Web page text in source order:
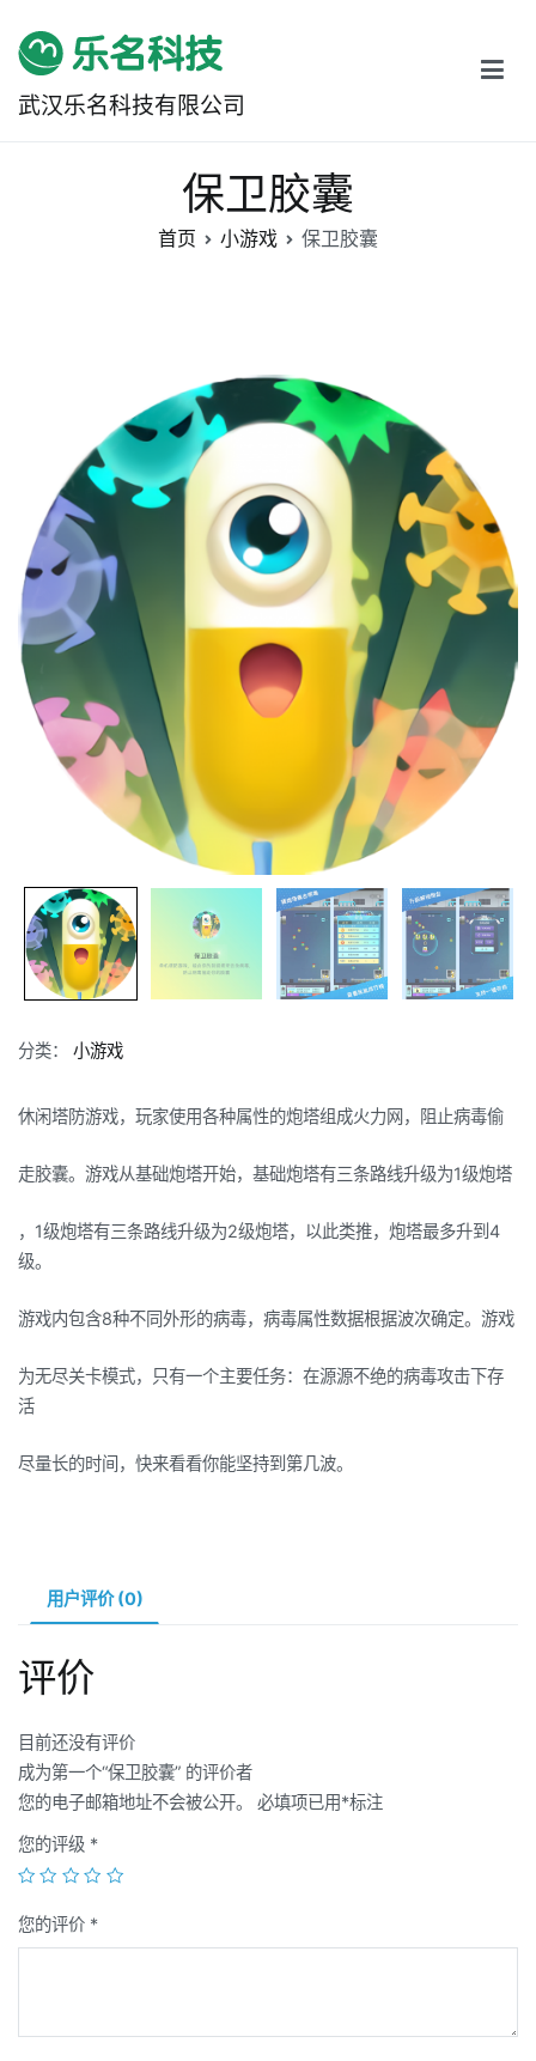
武汉乐名科技有限公司
保卫胶囊
首页 小游戏 保卫胶囊
休闲塔防游戏，玩家使用各种属性的炮塔组成火力网，阻止病毒偷
走胶囊。游戏从基础炮塔开始，基础炮塔有三条路线升级为1级炮塔
，1级炮塔有三条路线升级为2级炮塔，以此类推，炮塔最多升到4
级。
游戏内包含8种不同外形的病毒，病毒属性数据根据波次确定。游戏
为无尽关卡模式，只有一个主要任务：在源源不绝的病毒攻击下存
活
尽量长的时间，快来看看你能坚持到第几波。
分类： 小游戏
用户评价 (0)
评价
目前还没有评价
成为第一个“保卫胶囊” 的评价者
您的电子邮箱地址不会被公开。
必填项已用*标注
您的评级 *
您的评价 *